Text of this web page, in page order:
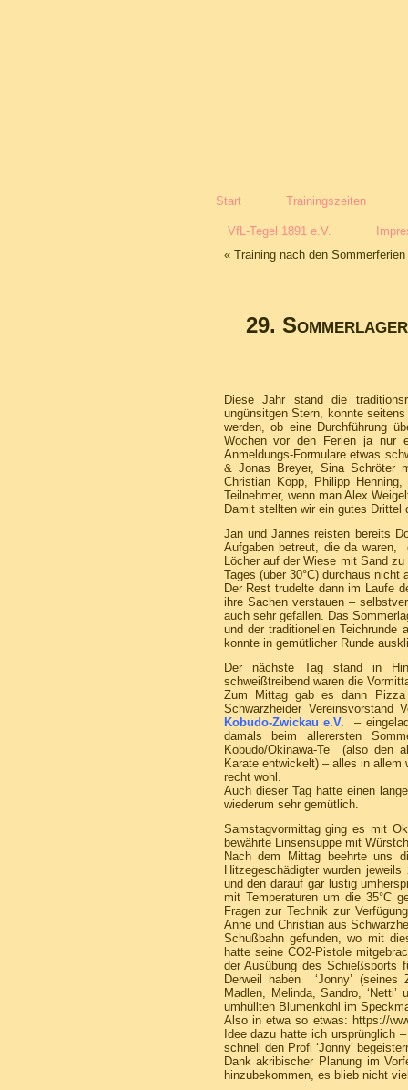
Start Trainingszeiten
VfL-Tegel 1891 e.V.
« Training nach den Sommerferien
29.
Diese Jahr stand die
ungünsitgen Stern, konnte
werden, ob eine Durchführung
Wochen vor den Ferien ja nur
Anmeldungs-Formulare etwas
& Jonas Breyer, Sina Schröter
Christian Köpp, Philipp
Teilnehmer, wenn man Alex
Damit stellten wir ein gutes
Jan und Jannes reisten bereits
Aufgaben betreut, die da waren,
Löcher auf der Wiese mit Sand
Tages (über 30°C) durchaus
Der Rest trudelte dann im Laufe
ihre Sachen verstauen –
auch sehr gefallen. Das
und der traditionellen
konnte in gemütlicher Runde
Der nächste Tag stand in
schweißtreibend waren die
Zum Mittag gab es dann
Schwarzheider
Kobudo-Zwickau e.V.
–
damals beim allerersten
Kobudo/Okinawa-Te (also den
Karate entwickelt) – alles in
recht wohl.
Auch dieser Tag hatte einen
wiederum sehr gemütlich.
Samstagvormittag ging es mit
bewährte Linsensuppe mit
Nach dem Mittag beehrte uns
Hitzegeschädigter wurden
und den darauf gar lustig
mit Temperaturen um die 35°C
Fragen zur Technik zur
Anne und Christian aus
Schußbahn gefunden, wo mit
hatte seine CO2-Pistole
der Ausübung des Schießsports
Derweil haben ‘Jonny’ (seines
Madlen, Melinda, Sandro,
umhüllten Blumenkohl im
Also in etwa so etwas: https://
Idee dazu hatte ich ursprünglich
schnell den Profi ‘Jonny’
Dank akribischer Planung im
hinzubekommen, es blieb nicht